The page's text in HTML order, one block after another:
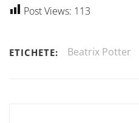
Post Views: 113
ETICHETE: Beatrix Potter